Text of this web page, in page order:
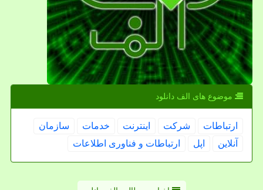
موضوع های الف دانلود
ارتباطات شركت اینترنت خدمات
سازمان
آنلاین
اپل ارتباطات و فناوری اطلاعات